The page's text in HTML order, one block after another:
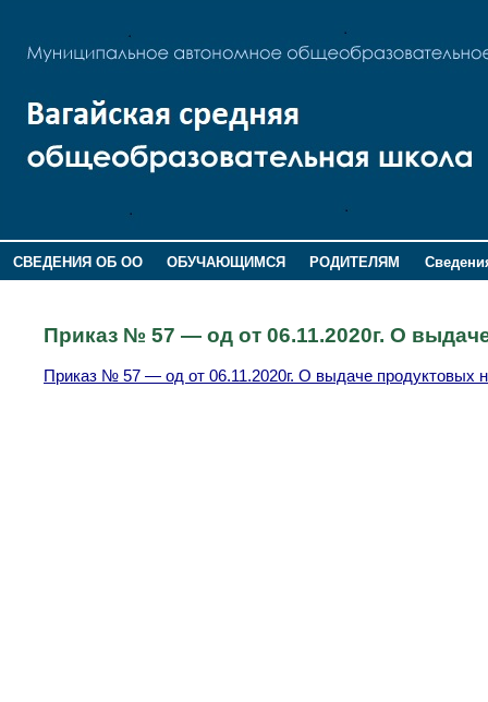
СВЕДЕНИЯ ОБ ОО ОБУЧАЮЩИМСЯ РОДИТЕЛЯМ
Приказ № 57 — од от 06.11.2020г. О
Приказ № 57 — од от 06.11.2020г. О выдаче продуктовых